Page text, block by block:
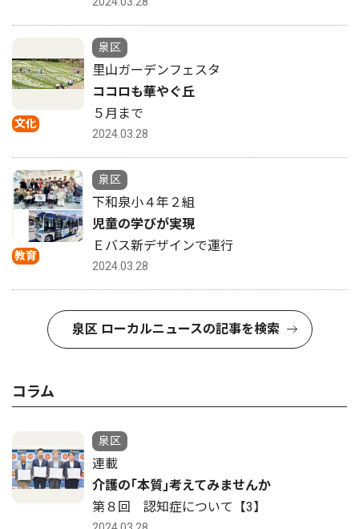
文化
泉区
里山ガーデンフェスタ
ココロも華やぐ丘
５月まで
2024.03.28
教育
泉区
下和泉小４年２組
児童の学びが実現
Ｅバス新デザインで運行
2024.03.28
泉区 ローカルニュースの記事を検索
コラム
泉区
連載
介護の｢本質｣考えてみませんか
第８回 認知症について【3】